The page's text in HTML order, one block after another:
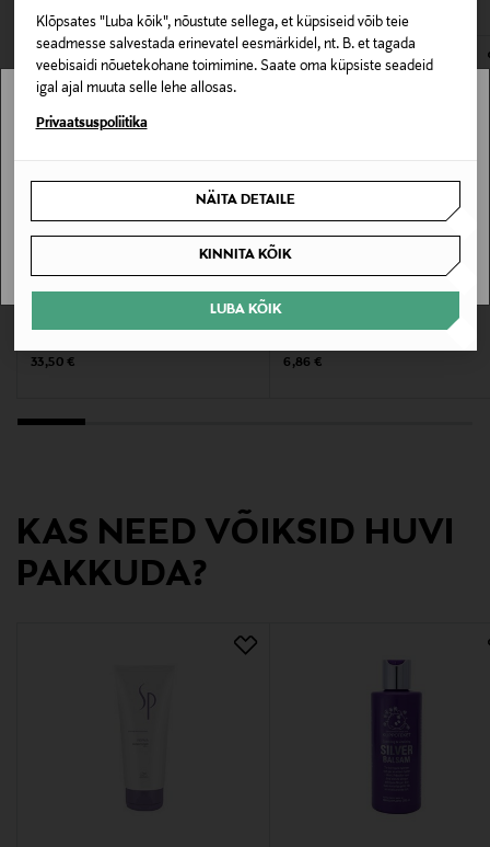
Klõpsates "Luba kõik", nõustute sellega, et küpsiseid võib teie
seadmesse salvestada erinevatel eesmärkidel, nt. B. et tagada
veebisaidi nõuetekohane toimimine. Saate oma küpsiste seadeid
igal ajal muuta selle lehe allosas.
Privaatsuspoliitika
NÄITA DETAILE
KINNITA KÕIK
LUBA KÕIK
Suurus
200 ml
Valkoinen Risti Oy
Helsinki, Finland
E-POE TAGASTUSED
WELLA SYSTEM PROFESSIONAL
Original Price
33,50 €
Original Price
6,86 €
KAS NEED VÕIKSID HUVI
PAKKUDA?
Stockmann pole Sinu riigis saadaval.
SAAN ARU